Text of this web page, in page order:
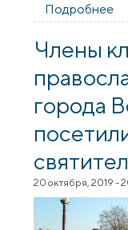
Подробнее
Члены
города
20 октября, 2019 -